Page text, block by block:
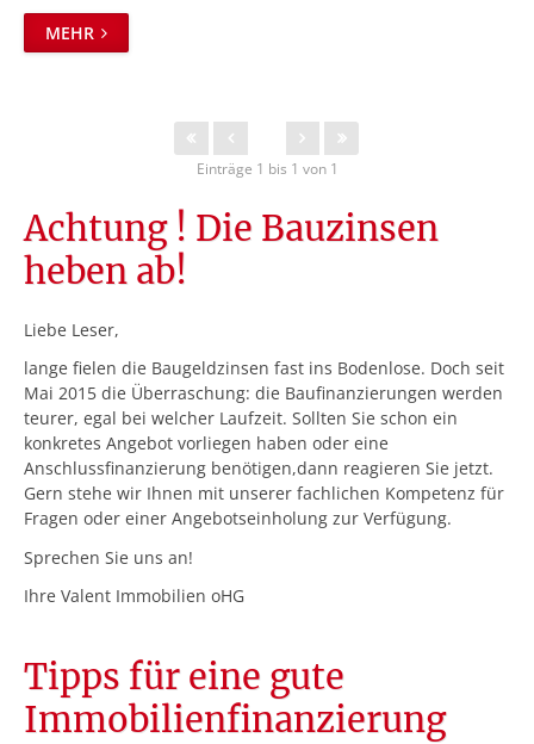
MEHR
Einträge 1 bis 1 von 1
Achtung ! Die Bauzinsen
heben ab!
Liebe Leser,
lange fielen die Baugeldzinsen fast ins Bodenlose. Doch seit
Mai 2015 die Überraschung: die Baufinanzierungen werden
teurer, egal bei welcher Laufzeit. Sollten Sie schon ein
konkretes Angebot vorliegen haben oder eine
Anschlussfinanzierung benötigen,dann reagieren Sie jetzt.
Gern stehe wir Ihnen mit unserer fachlichen Kompetenz für
Fragen oder einer Angebotseinholung zur Verfügung.
Sprechen Sie uns an!
Ihre Valent Immobilien oHG
Tipps für eine gute
Immobilienfinanzierung